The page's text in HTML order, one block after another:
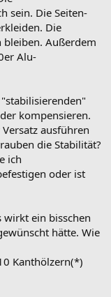
sein. Die Seiten-
Die
Außerdem
Alu-
kompensieren.
ausführen
die Stabilität?
ich
oder ist
wirkt ein bisschen
hätte. Wie
Kanthölzern(*)